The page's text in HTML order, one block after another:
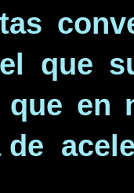
que
que en
de